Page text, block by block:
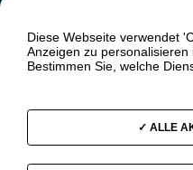
PhytoIsland
Skywater Clear
Werden Sie
Diese Webseite verwendet
Anzeigen zu personalisieren
Bestimmen Sie, welche
ALLE